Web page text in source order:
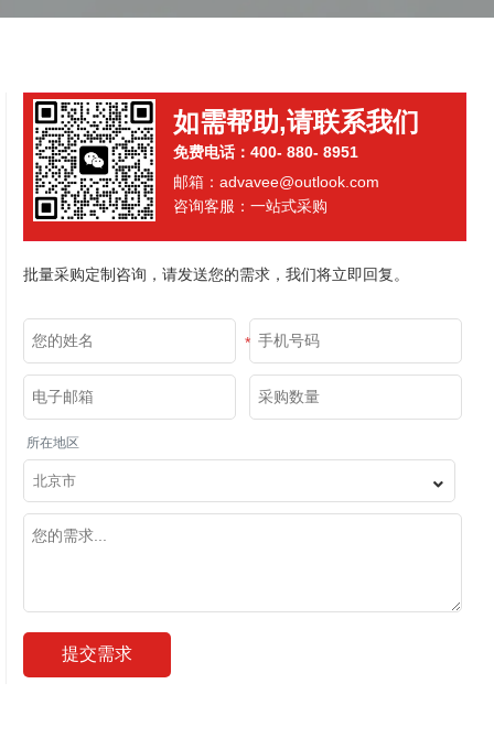
如需帮助,请联系我们
免费电话：400- 880- 8951
邮箱：advavee@outlook.com
咨询客服：一站式采购
批量采购定制咨询，请发送您的需求，我们将立即回复。
*
所在地区